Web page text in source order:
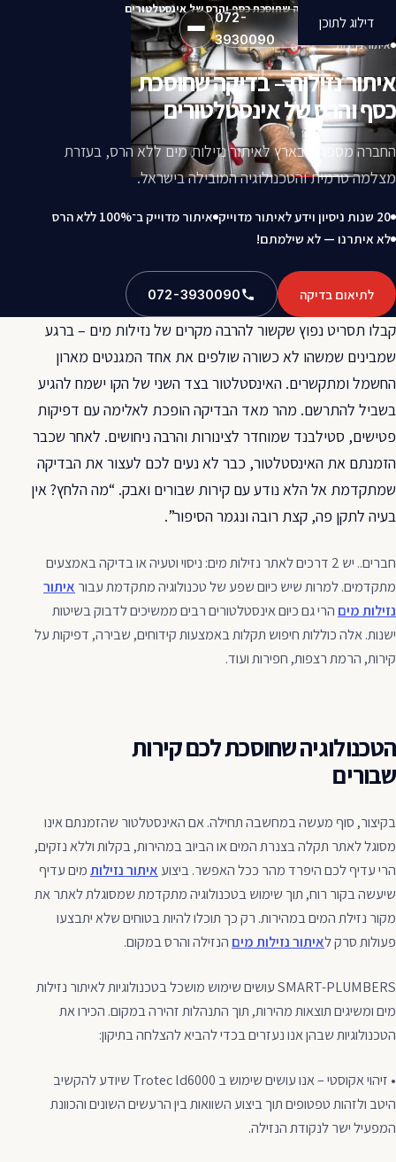
דילוג לתוכן
072-
3930090
איתור נזילות – בדיקה שחוסכת כסף והרס של אינסטלטורים
איתור נזילות
איתור נזילות – בדיקה שחוסכת
כסף והרס של אינסטלטורים
החברה מספר 1 בארץ לאיתור נזילות מים ללא הרס, בעזרת
מצלמה טרמית והטכנולוגיה המובילה בישראל.
20 שנות ניסיון וידע לאיתור מדוייק
איתור מדוייק ב־100% ללא הרס
לא איתרנו — לא שילמתם!
לתיאום בדיקה 072-3930090
קבלו תסריט נפוץ שקשור להרבה מקרים של נזילות מים – ברגע
שמבינים שמשהו לא כשורה שולפים את אחד המגנטים מארון
החשמל ומתקשרים. האינסטלטור בצד השני של הקו ישמח להגיע
בשביל להתרשם. מהר מאד הבדיקה הופכת לאלימה עם דפיקות
פטישים, סטילבנד שמוחדר לצינורות והרבה ניחושים. לאחר שכבר
הזמנתם את האינסטלטור, כבר לא נעים לכם לעצור את הבדיקה
שמתקדמת אל הלא נודע עם קירות שבורים ואבק. “מה הלחץ? אין
בעיה לתקן פה, קצת רובה ונגמר הסיפור”.
חברים.. יש 2 דרכים לאתר נזילות מים: ניסוי וטעיה או בדיקה באמצעים
מתקדמים. למרות שיש כיום שפע של טכנולוגיה מתקדמת עבור איתור
נזילות מים הרי גם כיום אינסטלטורים רבים ממשיכים לדבוק בשיטות
ישנות. אלה כוללות חיפוש תקלות באמצעות קידוחים, שבירה, דפיקות על
קירות, הרמת רצפות, חפירות ועוד.
הטכנולוגיה שחוסכת לכם קירות
שבורים
בקיצור, סוף מעשה במחשבה תחילה. אם האינסטלטור שהזמנתם אינו
מסוגל לאתר תקלה בצנרת המים או הביוב במהירות, בקלות וללא נזקים,
הרי עדיף לכם היפרד מהר ככל האפשר. ביצוע איתור נזילותמים עדיף
שיעשה בקור רוח, תוך שימוש בטכנולוגיה מתקדמת שמסוגלת לאתר את
מקור נזילת המים במהירות. רק כך תוכלו להיות בטוחים שלא יתבצעו
פעולות סרק לאיתור נזילות מים הנזילה והרס במקום.
SMART-PLUMBERS עושים שימוש מושכל בטכנולוגיות לאיתור נזילות
מים ומשיגים תוצאות מהירות, תוך התנהלות זהירה במקום. הכירו את
הטכנולוגיות שבהן אנו נעזרים בכדי להביא להצלחה בתיקון:
• זיהוי אקוסטי – אנו עושים שימוש ב Trotec ld6000 שיודע להקשיב
היטב ולזהות טפטופים תוך ביצוע השוואות בין הרעשים השונים והכוונת
המפעיל ישר לנקודת הנזילה.